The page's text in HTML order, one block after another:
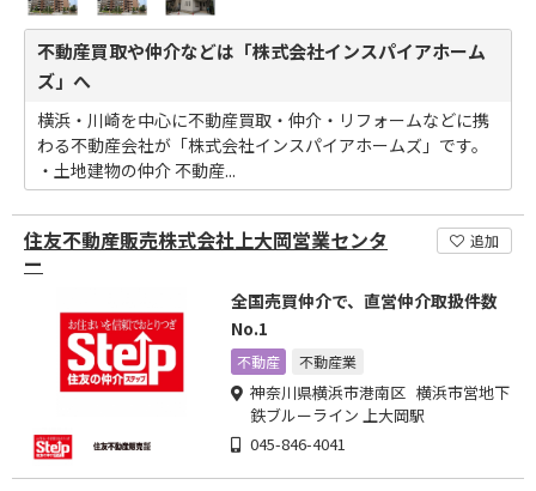
不動産買取や仲介などは「株式会社インスパイアホーム
ズ」へ
横浜・川崎を中心に不動産買取・仲介・リフォームなどに携
わる不動産会社が「株式会社インスパイアホームズ」です。
・土地建物の仲介 不動産...
住友不動産販売株式会社上大岡営業センタ
ー
追加
全国売買仲介で、直営仲介取扱件数
No.1
不動産 不動産業
神奈川県横浜市港南区 横浜市営地下
鉄ブルーライン 上大岡駅
045-846-4041